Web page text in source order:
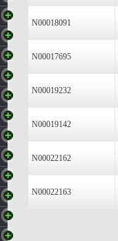
N00018091
N00017695
N00019232
N00019142
N00022162
N00022163